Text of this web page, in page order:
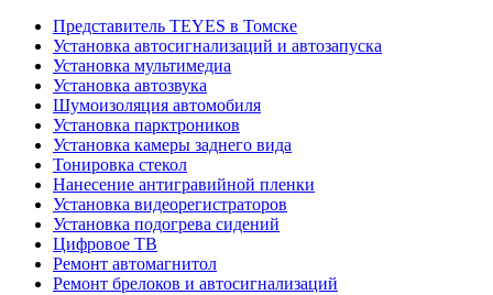
Представитель TEYES в Томске
Установка автосигнализаций и автозапуска
Установка мультимедиа
Установка автозвука
Шумоизоляция автомобиля
Установка парктроников
Установка камеры заднего вида
Тонировка стекол
Нанесение антигравийной пленки
Установка видеорегистраторов
Установка подогрева сидений
Цифровое ТВ
Ремонт автомагнитол
Ремонт брелоков и автосигнализаций